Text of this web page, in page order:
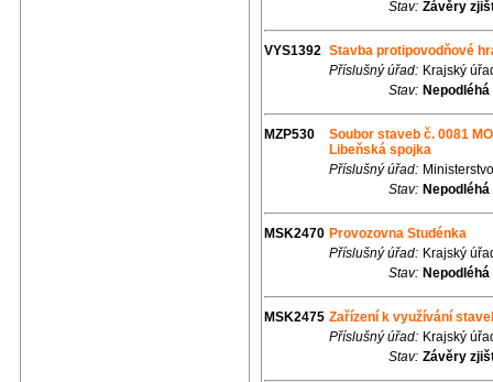
Stav: Závěry
VYS1392 Stavba protipovodňové
Příslušný úřad: Krajský
Stav:
MZP530
Soubor staveb č. 0081
Libeňská spojka
Příslušný úřad:
Stav:
MSK2470 Provozovna Studénka
Příslušný úřad: Krajský
Stav:
MSK2475 Zařízení k využívání
Příslušný úřad: Krajský
Stav: Závěry